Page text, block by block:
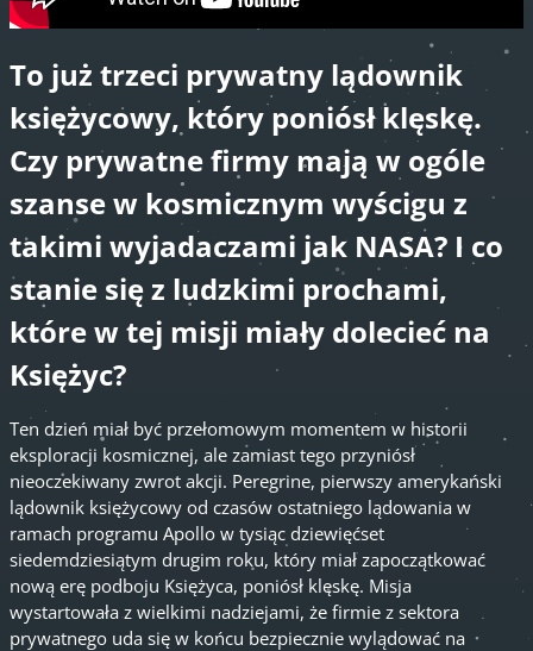
To już trzeci prywatny lądownik
księżycowy, który poniósł klęskę.
Czy prywatne firmy mają w ogóle
szanse w kosmicznym wyścigu z
takimi wyjadaczami jak NASA? I co
stanie się z ludzkimi prochami,
które w tej misji miały dolecieć na
Księżyc?
Ten dzień miał być przełomowym momentem w historii
eksploracji kosmicznej, ale zamiast tego przyniósł
nieoczekiwany zwrot akcji. Peregrine, pierwszy amerykański
lądownik księżycowy od czasów ostatniego lądowania w
ramach programu Apollo w tysiąc dziewięćset
siedemdziesiątym drugim roku, który miał zapoczątkować
nową erę podboju Księżyca, poniósł klęskę. Misja
wystartowała z wielkimi nadziejami, że firmie z sektora
prywatnego uda się w końcu bezpiecznie wylądować na